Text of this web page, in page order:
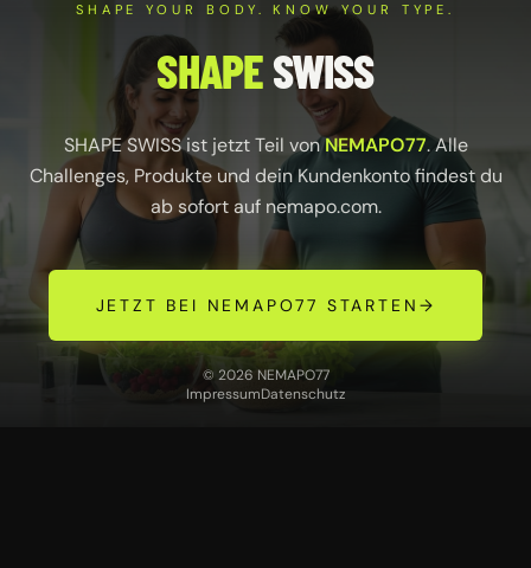
SHAPE YOUR BODY. KNOW YOUR TYPE.
SHAPESWISS
SHAPE SWISS ist jetzt Teil vonNEMAPO77. Alle
Challenges, Produkte und dein Kundenkonto findest du
ab sofort auf nemapo.com.
JETZT BEI NEMAPO77 STARTEN →
© 2026 NEMAPO77
ImpressumDatenschutz